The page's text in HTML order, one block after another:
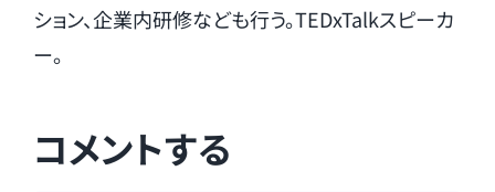
ション、企業内研修なども行う。TEDxTalkスピーカ
ー。
コメントする